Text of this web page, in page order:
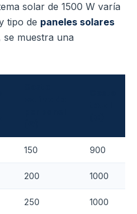
solar de 1500 W varía
tipo de paneles solares
se muestra una
150 900
200 1000
250 1000